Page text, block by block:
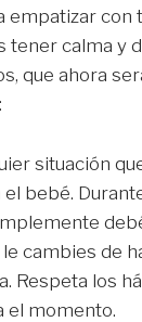
empatizar con
tener calma y
que ahora
situación
bebé.
cambies de
Respeta los
el momento.